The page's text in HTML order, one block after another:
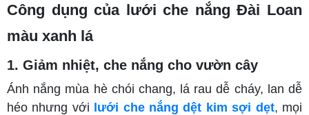
Công dụng của lưới che nắng Đài Loan
màu xanh lá
1. Giảm nhiệt, che nắng cho vườn cây
Ánh nắng mùa hè chói chang, lá rau dễ cháy, lan dễ
héo nhưng với lưới che nắng dệt kim sợi dẹt, mọi